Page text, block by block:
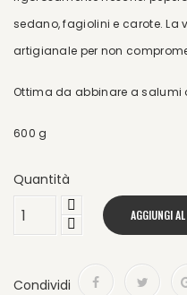
sedano, fagiolini e carote. La
artigianale per non
Ottima da abbinare a salumi
600 g
Quantità
AGGIUNGI
Condividi